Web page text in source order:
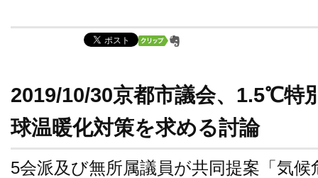
2019/10/30京都市議会、1.5℃特
球温暖化対策を求める討論
5会派及び無所属議員が共同提案「気